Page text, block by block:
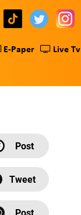
E-Paper Live Tv